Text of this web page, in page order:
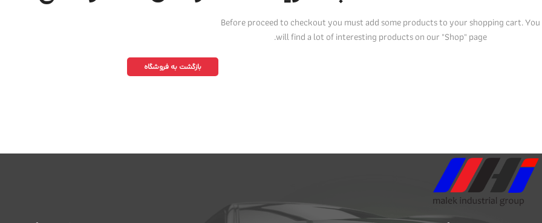
Before proceed to checkout you must add some products to your shopping cart.You
will find a lot of interesting products on our "Shop" page.
بازگشت به فروشگاه